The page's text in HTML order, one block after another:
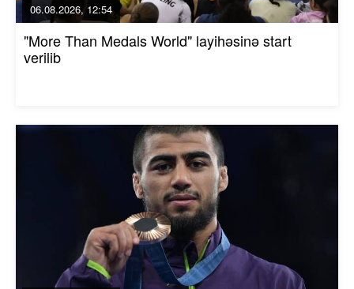
06.08.2026, 12:54
"More Than Medals World" layihəsinə start
verilib